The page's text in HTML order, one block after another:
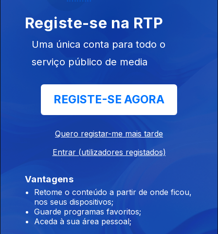
ativas em Carrazeda de Ansiães
Colúmbia Britânica declara estado de
04h Carneiro acusa Luís Montenegro de
mentir sobre as férias
09 ago. 2026
Registe-se na RTP
Uma única conta para todo o
serviço público de media
REGISTE-SE AGORA
Quero registar-me mais tarde
Entrar (utilizadores registados)
Vantagens
Retome o conteúdo a partir de onde ficou,
nos seus dispositivos;
Guarde programas favoritos;
Aceda à sua área pessoal;